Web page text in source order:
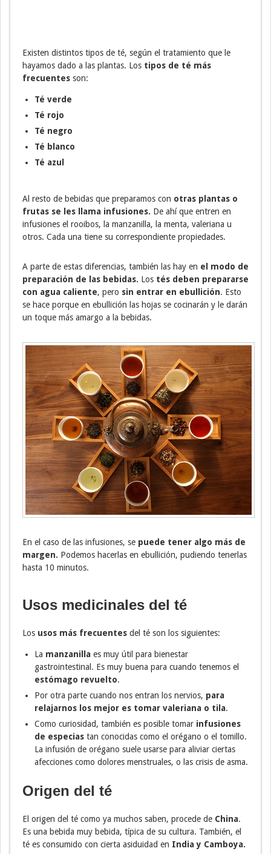
Existen distintos tipos de té, según el tratamiento que le
hayamos dado a las plantas. Los tipos de té más
frecuentes son:
Té verde
Té rojo
Té negro
Té blanco
Té azul
Al resto de bebidas que preparamos con otras plantas o
frutas se les llama infusiones. De ahí que entren en
infusiones el rooibos, la manzanilla, la menta, valeriana u
otros. Cada una tiene su correspondiente propiedades.
A parte de estas diferencias, también las hay en el modo de
preparación de las bebidas. Los tés deben prepararse
con agua caliente, pero sin entrar en ebullición. Esto
se hace porque en ebullición las hojas se cocinarán y le darán
un toque más amargo a la bebidas.
En el caso de las infusiones, se puede tener algo más de
margen. Podemos hacerlas en ebullición, pudiendo tenerlas
hasta 10 minutos.
Usos medicinales del té
Los usos más frecuentes del té son los siguientes:
La manzanilla es muy útil para bienestar
gastrointestinal. Es muy buena para cuando tenemos el
estómago revuelto.
Por otra parte cuando nos entran los nervios, para
relajarnos los mejor es tomar valeriana o tila.
Como curiosidad, también es posible tomar infusiones
de especias tan conocidas como el orégano o el tomillo.
La infusión de orégano suele usarse para aliviar ciertas
afecciones como dolores menstruales, o las crisis de asma.
Origen del té
El origen del té como ya muchos saben, procede de China.
Es una bebida muy bebida, típica de su cultura. También, el
té es consumido con cierta asiduidad en India y Camboya.